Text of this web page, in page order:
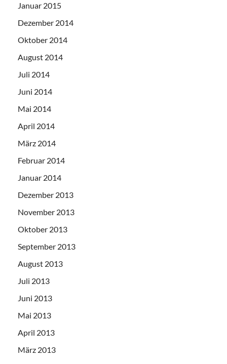
Januar 2015
Dezember 2014
Oktober 2014
August 2014
Juli 2014
Juni 2014
Mai 2014
April 2014
März 2014
Februar 2014
Januar 2014
Dezember 2013
November 2013
Oktober 2013
September 2013
August 2013
Juli 2013
Juni 2013
Mai 2013
April 2013
März 2013